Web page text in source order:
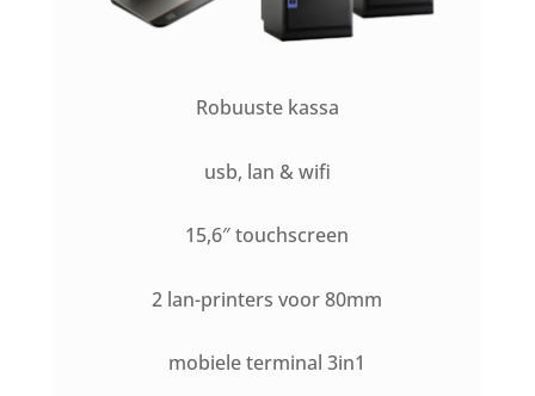
Robuuste kassa
usb, lan & wifi
15,6″ touchscreen
2 lan-printers voor 80mm
mobiele terminal 3in1